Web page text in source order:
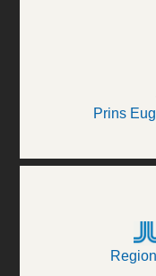
Prins